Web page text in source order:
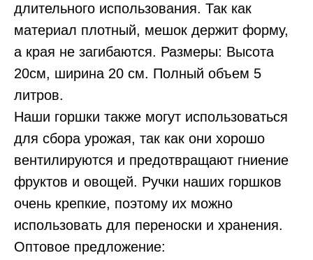
длительного использования. Так как
материал плотный, мешок держит форму,
а края не загибаются. Размеры: Высота
20см, ширина 20 см. Полный объем 5
литров.
Наши горшки также могут использоваться
для сбора урожая, так как они хорошо
вентилируются и предотвращают гниение
фруктов и овощей. Ручки наших горшков
очень крепкие, поэтому их можно
использовать для переноски и хранения.
Оптовое предложение: